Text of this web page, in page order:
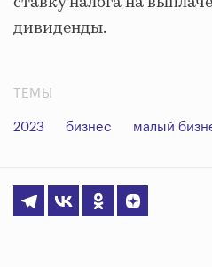
дивиденды.
ТЕМЫ
2023 бизнес малый